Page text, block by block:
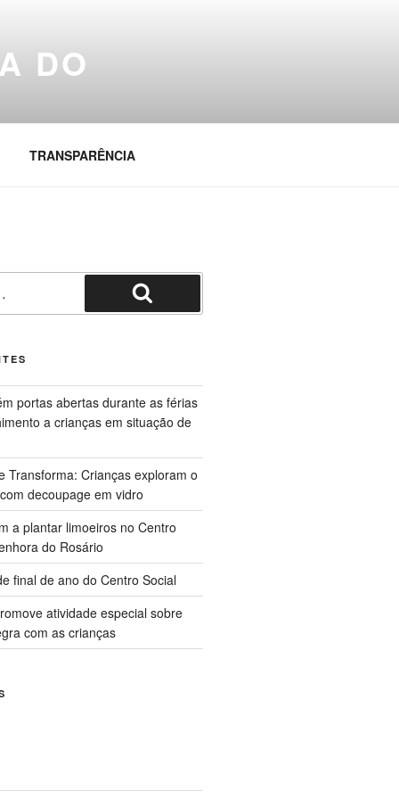
DO
TRANSPARÊNCIA
Pesquisar
portas abertas durante as férias
a crianças em situação de
Transforma: Crianças exploram o
decoupage em vidro
a plantar limoeiros no Centro
do Rosário
final de ano do Centro Social
atividade especial sobre
com as crianças